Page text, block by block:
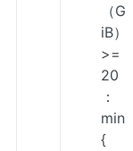
（G
iB）
>=
20
：
min
{